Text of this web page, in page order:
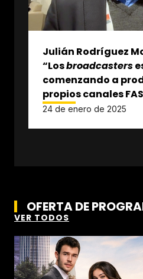
Julián Rodríguez
“Losbroadcasters
comenzando a
propios canales
24 de enero de 2025
OFERTA DE
VER TODOS